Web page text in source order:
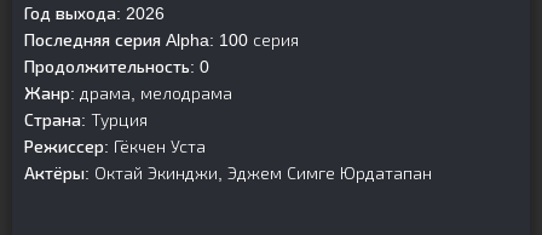
Год выхода: 2026
Последняя серия Alpha: 100 серия
Продолжительность: 0
Жанр: драма, мелодрама
Страна: Турция
Режиссер: Гёкчен Уста
Актёры: Октай Экинджи, Эджем Симге Юрдатапан